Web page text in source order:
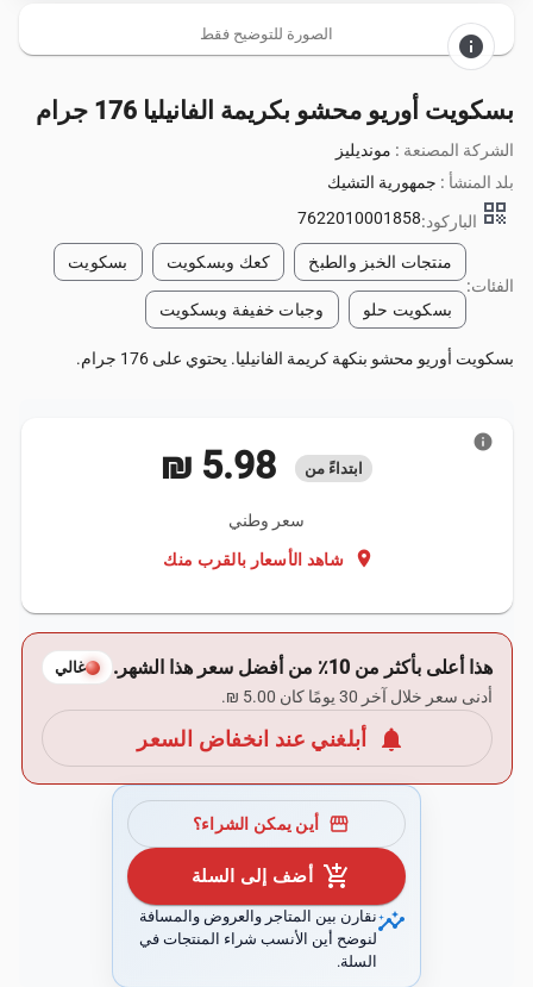
info الصورة للتوضيح فقط
بسكويت أوريو محشو بكريمة الفانيليا 176 جرام
الشركة المصنعة : مونديليز
بلد المنشأ : جمهورية التشيك
qr_code الباركود:7622010001858
الفئات:
منتجات الخبز والطبخ كعك وبسكويت بسكويت
بسكويت حلو وجبات خفيفة وبسكويت
بسكويت أوريو محشو بنكهة كريمة الفانيليا. يحتوي على 176 جرام.
ابتداءً من
سعر وطني
location_on شاهد الأسعار بالقرب منك
info
هذا أعلى بأكثر من 10٪ من أفضل سعر هذا الشهر. غالي
أدنى سعر خلال آخر 30 يومًا كان ‏5.00 ₪.
notifications أبلغني عند انخفاض السعر
storefront أين يمكن الشراء؟
add_shopping_cart أضف إلى السلة
insightsنقارن بين المتاجر والعروض والمسافة
لنوضح أين الأنسب شراء المنتجات في
السلة.